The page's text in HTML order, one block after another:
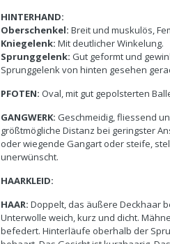
HINTERHAND:
Oberschenkel: Breit und muskulös,
Kniegelenk: Mit deutlicher Winkelung.
Sprunggelenk: Gut geformt und
Sprunggelenk von hinten gesehen
PFOTEN: Oval, mit gut gepolsterten
GANGWERK: Geschmeidig, fliessend
größtmögliche Distanz bei geringster
oder wiegende Gangart oder steife,
unerwünscht.
HAARKLEID:
HAAR: Doppelt, das äußere Deckhaar
Unterwolle weich, kurz und dicht.
befedert. Hinterläufe oberhalb der